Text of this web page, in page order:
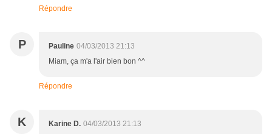
Répondre
P Pauline 04/03/2013 21:13
Miam, ça m'a l'air bien bon ^^
Répondre
K Karine D. 04/03/2013 21:13